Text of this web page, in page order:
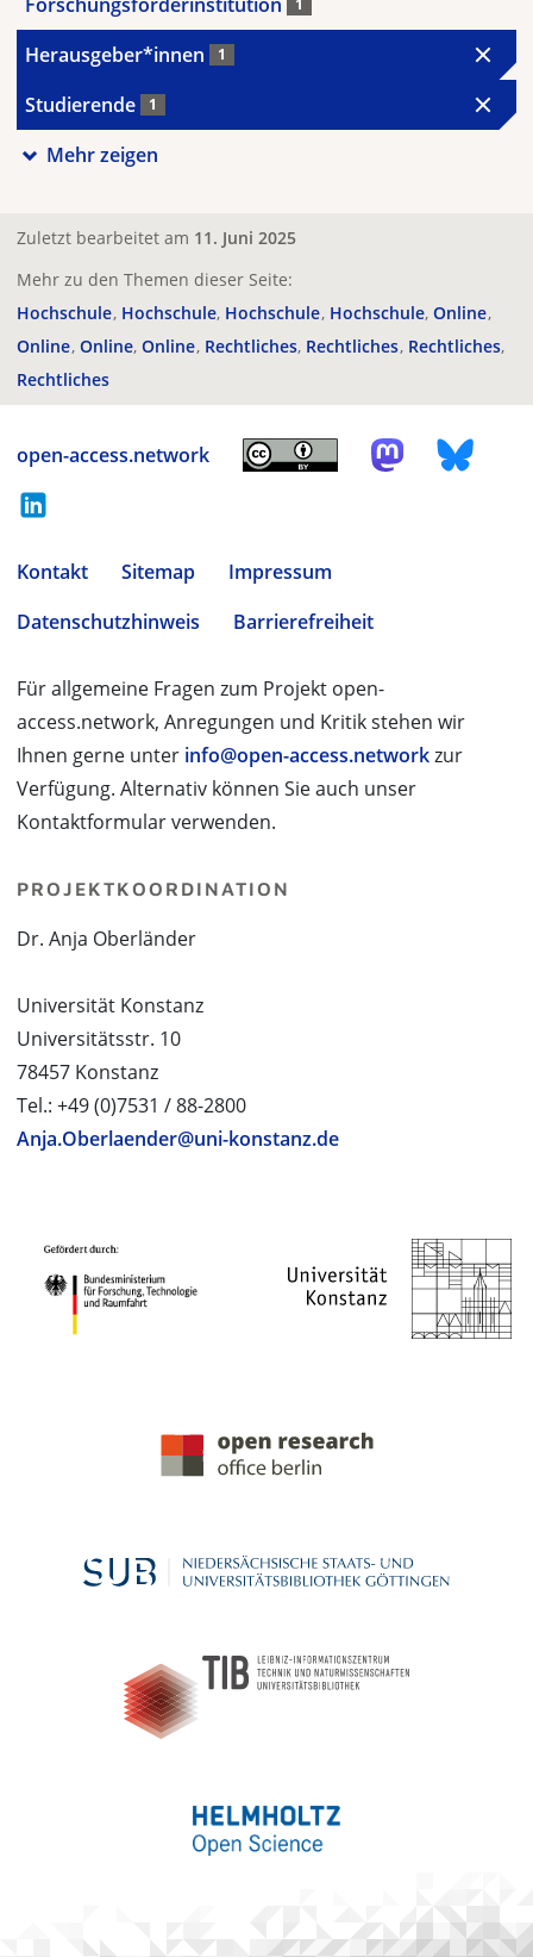
Herausgeber*innen 1
Studierende 1
Mehr zeigen
Zuletzt bearbeitet am 11. Juni 2025
Mehr zu den Themen dieser Seite:
Hochschule Hochschule Hochschule Hochschule Online
Online Online Online Rechtliches Rechtliches Rechtliches
Rechtliches
open-access.network
Kontakt Sitemap
Impressum
Datenschutzhinweis
Barrierefreiheit
Für allgemeine Fragen zum Projekt open-
access.network, Anregungen und Kritik stehen wir
Ihnen gerne unter info@open-access.networkzur
Verfügung. Alternativ können Sie auch unser
Kontaktformular verwenden.
PROJEKTKOORDINATION
Dr. Anja Oberländer
Universität Konstanz
Universitätsstr. 10
78457 Konstanz
Tel.: +49 (0)7531 / 88-2800
Anja.Oberlaender@uni-konstanz.de